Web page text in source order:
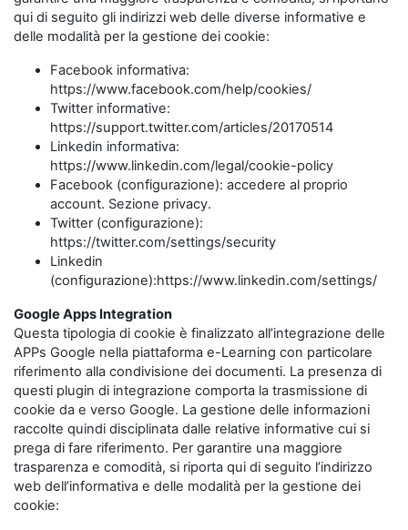
qui di seguito gli indirizzi web delle diverse informative e
delle modalità per la gestione dei cookie:
Facebook informativa:
https://www.facebook.com/help/cookies/
Twitter informative:
https://support.twitter.com/articles/20170514
Linkedin informativa:
https://www.linkedin.com/legal/cookie-policy
Facebook (configurazione): accedere al proprio
account. Sezione privacy.
Twitter (configurazione):
https://twitter.com/settings/security
Linkedin
(configurazione):https://www.linkedin.com/settings/
Google Apps Integration
Questa tipologia di cookie è finalizzato all’integrazione delle
APPs Google nella piattaforma e-Learning con particolare
riferimento alla condivisione dei documenti. La presenza di
questi plugin di integrazione comporta la trasmissione di
cookie da e verso Google. La gestione delle informazioni
raccolte quindi disciplinata dalle relative informative cui si
prega di fare riferimento. Per garantire una maggiore
trasparenza e comodità, si riporta qui di seguito l’indirizzo
web dell’informativa e delle modalità per la gestione dei
cookie: